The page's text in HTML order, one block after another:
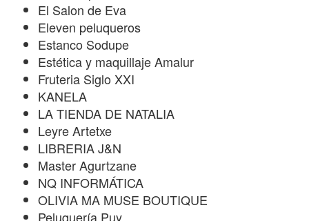
El Salon de Eva
Eleven peluqueros
Estanco Sodupe
Estética y maquillaje Amalur
Fruteria Siglo XXI
KANELA
LA TIENDA DE NATALIA
Leyre Artetxe
LIBRERIA J&N
Master Agurtzane
NQ INFORMÁTICA
OLIVIA MA MUSE BOUTIQUE
Peluquería Puy